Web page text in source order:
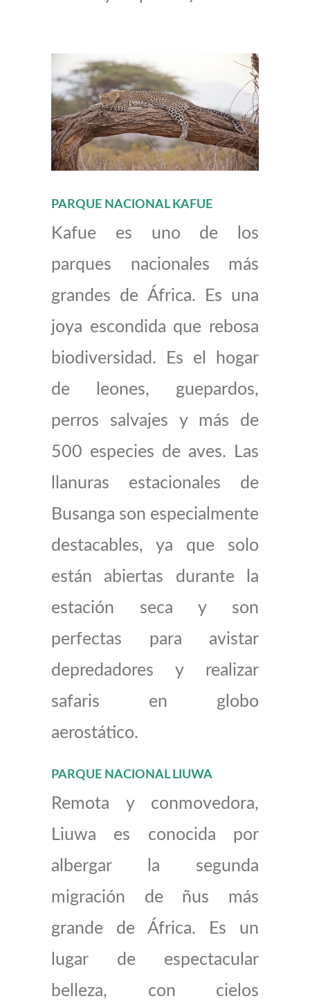
PARQUE NACIONAL KAFUE
Kafue es uno de los
parques nacionales más
grandes de África. Es una
joya escondida que rebosa
biodiversidad. Es el hogar
de leones, guepardos,
perros salvajes y más de
500 especies de aves. Las
llanuras estacionales de
Busanga son especialmente
destacables, ya que solo
están abiertas durante la
estación seca y son
perfectas para avistar
depredadores y realizar
safaris en globo
aerostático.
PARQUE NACIONAL LIUWA
Remota y conmovedora,
Liuwa es conocida por
albergar la segunda
migración de ñus más
grande de África. Es un
lugar de espectacular
belleza, con cielos